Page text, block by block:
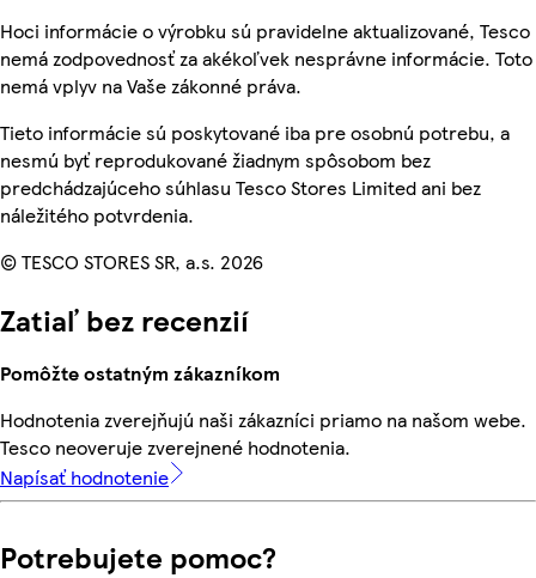
Hoci informácie o výrobku sú pravidelne aktualizované, Tesco
nemá zodpovednosť za akékoľvek nesprávne informácie. Toto
nemá vplyv na Vaše zákonné práva.
Tieto informácie sú poskytované iba pre osobnú potrebu, a
nesmú byť reprodukované žiadnym spôsobom bez
predchádzajúceho súhlasu Tesco Stores Limited ani bez
náležitého potvrdenia.
© TESCO STORES SR, a.s. 2026
Zatiaľ bez recenzií
Pomôžte ostatným zákazníkom
Hodnotenia zverejňujú naši zákazníci priamo na našom webe.
Tesco neoveruje zverejnené hodnotenia.
Napísať hodnotenie
Potrebujete pomoc?